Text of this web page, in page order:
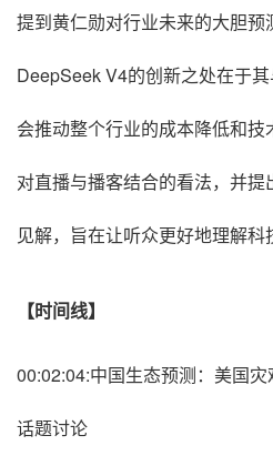
提到黄仁勋对行业未来的大胆预
DeepSeek V4的创新之处在于
会推动整个行业的成本降低和
对直播与播客结合的看法，并
见解，旨在让听众更好地理解科
【时间线】
00:02:04:中国生态预测：美国
话题讨论